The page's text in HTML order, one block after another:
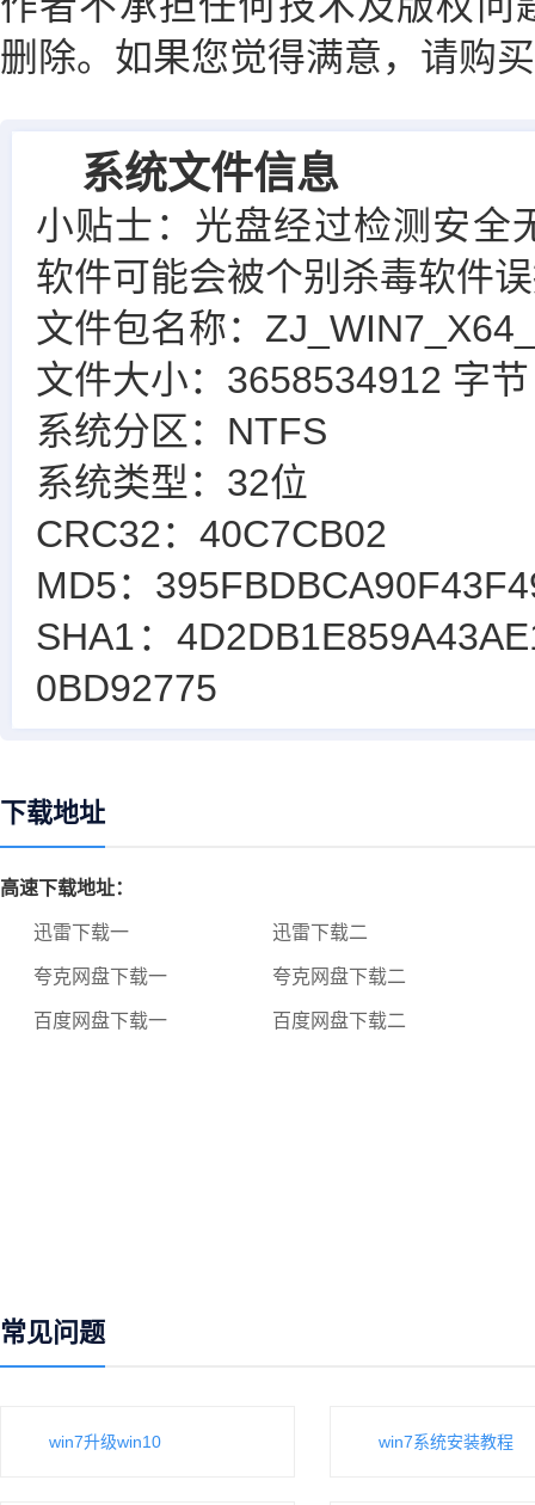
删除。如果您觉得满意，请购
系统文件信息
小贴士：光盘经过检测安全
软件可能会被个别杀毒软件
文件包名称：
文件大小：3658534912 字节
系统分区：NTFS
系统类型：32位
CRC32：40C7CB02
MD5：
SHA1：
0BD92775
下载地址
高速下载地址：
迅雷下载一 迅雷下载二
夸克网盘下载一 夸克网盘下载二
百度网盘下载一 百度网盘下载二
常见问题
win7升级win10 win7系统安装教程